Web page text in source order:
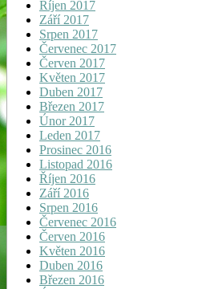
Říjen 2017
Září 2017
Srpen 2017
Červenec 2017
Červen 2017
Květen 2017
Duben 2017
Březen 2017
Únor 2017
Leden 2017
Prosinec 2016
Listopad 2016
Říjen 2016
Září 2016
Srpen 2016
Červenec 2016
Červen 2016
Květen 2016
Duben 2016
Březen 2016